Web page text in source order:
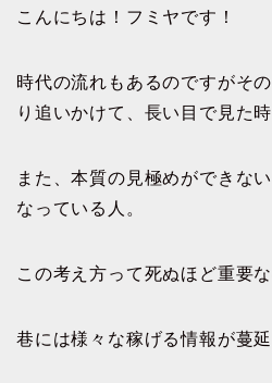
こんにちは！フミヤです！
時代の流れもあるのですがそ
り追いかけて、長い目で見た
また、本質の見極めができな
なっている人。
この考え方って死ぬほど重要
巷には様々な稼げる情報が蔓延